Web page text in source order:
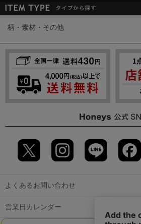
柄・素材・その他
よくあるお問い合わせ
営業日カレンダー